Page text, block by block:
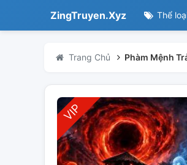
ZingTruyen.Xyz Thể
Trang Chủ Phàm Mệnh